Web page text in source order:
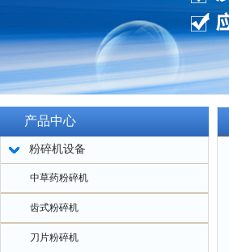
产品中心
粉碎机设备
中草药粉碎机
齿式粉碎机
刀片粉碎机